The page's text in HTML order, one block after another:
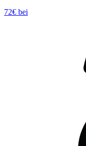
72€ bei